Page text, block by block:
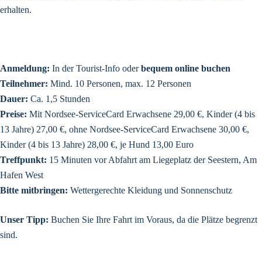
erhalten.
Anmeldung: In der Tourist-Info oderbequem online buchen
Teilnehmer: Mind. 10 Personen, max. 12 Personen
Dauer: Ca. 1,5 Stunden
Preise: Mit Nordsee-ServiceCard Erwachsene 29,00 €, Kinder (4 bis
13 Jahre) 27,00 €, ohne Nordsee-ServiceCard Erwachsene 30,00 €,
Kinder (4 bis 13 Jahre) 28,00 €, je Hund 13,00 Euro
Treffpunkt: 15 Minuten vor Abfahrt am Liegeplatz der Seestern, Am
Hafen West
Bitte mitbringen: Wettergerechte Kleidung und Sonnenschutz
Unser Tipp: Buchen Sie Ihre Fahrt im Voraus, da die Plätze begrenzt
sind.